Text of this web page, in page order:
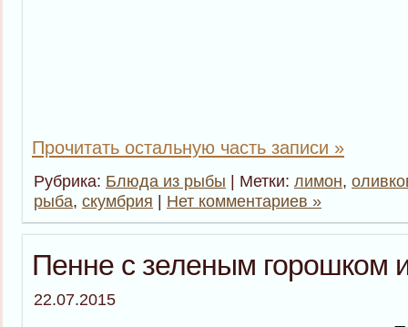
Прочитать остальную часть записи »
Рубрика: Блюда из рыбы | Метки: лимон,
рыба, скумбрия | Нет комментариев »
Пенне с зеленым горошком
22.07.2015